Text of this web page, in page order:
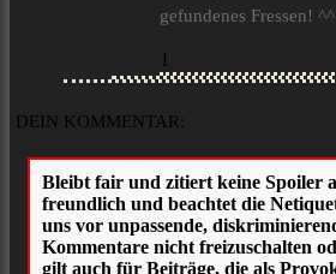
gefundenes Fressen! ^^
1
DEIN KOMMENTAR: